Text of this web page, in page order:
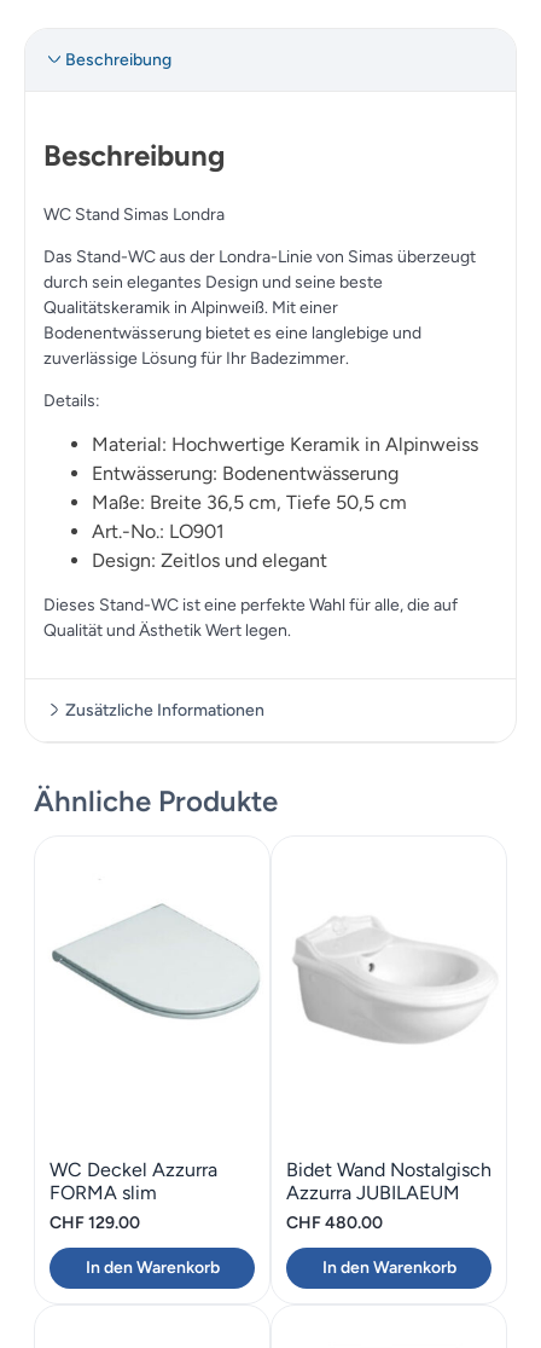
Beschreibung
Beschreibung
WC Stand Simas Londra
Das Stand-WC aus der Londra-Linie von Simas überzeugt
durch sein elegantes Design und seine beste
Qualitätskeramik in Alpinweiß. Mit einer
Bodenentwässerung bietet es eine langlebige und
zuverlässige Lösung für Ihr Badezimmer.
Details:
Material: Hochwertige Keramik in Alpinweiss
Entwässerung: Bodenentwässerung
Maße: Breite 36,5 cm, Tiefe 50,5 cm
Art.-No.: LO901
Design: Zeitlos und elegant
Dieses Stand-WC ist eine perfekte Wahl für alle, die auf
Qualität und Ästhetik Wert legen.
Zusätzliche Informationen
Zusätzliche Informationen
Ähnliche Produkte
WC Deckel Azzurra
FORMA slim
Absenkautomatik
CHF129.00
In den Warenkorb
Bidet Wand Nostalgisch
Azzurra JUBILAEUM
CHF480.00
In den Warenkorb